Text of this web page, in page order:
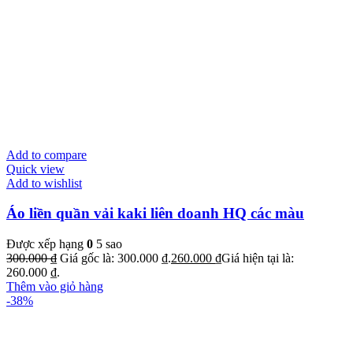
Add to compare
Quick view
Add to wishlist
Áo liền quần vải kaki liên doanh HQ các màu
Được xếp hạng 0 5 sao
300.000₫ Giá gốc là: 300.000 ₫.260.000 ₫Giá hiện tại là:
260.000 ₫.
Thêm vào giỏ hàng
-38%